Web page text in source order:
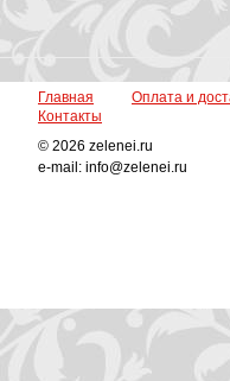
Главная Оплата и
Контакты
© 2026 zelenei.ru
e-mail: info@zelenei.ru